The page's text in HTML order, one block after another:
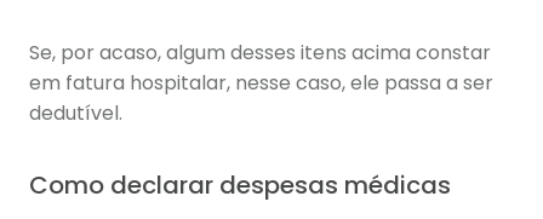
Se, por acaso, algum desses itens acima constar
em fatura hospitalar, nesse caso, ele passa a ser
dedutível.
Como declarar despesas médicas